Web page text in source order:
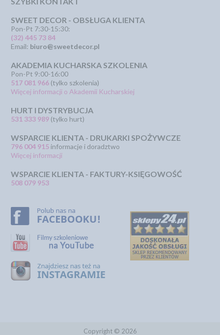
SWEET DECOR - OBSŁUGA KLIENTA
Pon-Pt 7:30-15:30:
(32) 445 73 84
Email: biuro@sweetdecor.pl
AKADEMIA KUCHARSKA SZKOLENIA
Pon-Pt 9:00-16:00
517 081 966 (tylko szkolenia)
Więcej informacji o Akademii Kucharskiej
HURT I DYSTRYBUCJA
531 333 989 (tylko hurt)
WSPARCIE KLIENTA - DRUKARKI SPOŻYWCZE
796 004 915 informacje i doradztwo
Więcej informacji
WSPARCIE KLIENTA - FAKTURY-KSIĘGOWOŚĆ
508 079 953
Copyright © 2026